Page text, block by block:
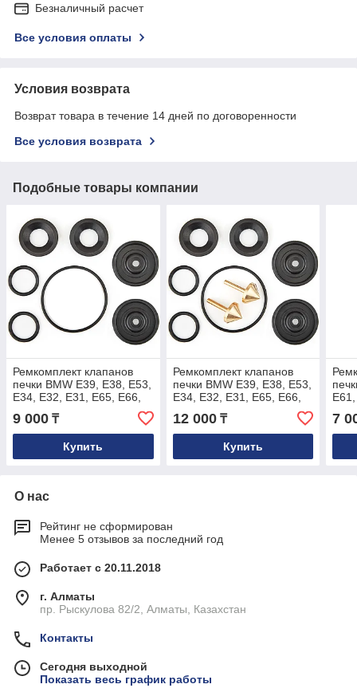
Безналичный расчет
Все условия оплаты
Условия возврата
Возврат товара в течение 14 дней по договоренности
Все условия возврата
Подобные товары компании
Ремкомплект клапанов
печки BMW E39, E38, E53,
E34, E32, E31, E65, E66,
E60, E61, E63, E64
9 000 ₸
Купить
Ремкомплект клапанов
печки BMW E39, E38, E53,
E34, E32, E31, E65, E66,
E60, E61, E63, E64
12 000₸
Купить
7
О нас
Рейтинг не сформирован
Менее 5 отзывов за последний год
Работает с 20.11.2018
г. Алматы
пр. Рыскулова 82/2, Алматы, Казахстан
Контакты
Сегодня выходной
Показать весь график работы